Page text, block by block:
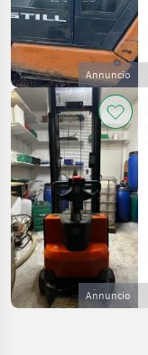
Annuncio
Annuncio